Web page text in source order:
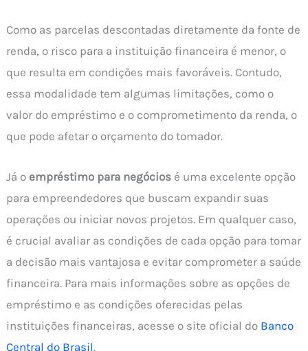
Como as parcelas descontadas diretamente da fonte de
renda, o risco para a instituição financeira é menor, o
que resulta em condições mais favoráveis. Contudo,
essa modalidade tem algumas limitações, como o
valor do empréstimo e o comprometimento da renda, o
que pode afetar o orçamento do tomador.
Já o empréstimo para negócios é uma excelente opção
para empreendedores que buscam expandir suas
operações ou iniciar novos projetos. Em qualquer caso,
é crucial avaliar as condições de cada opção para tomar
a decisão mais vantajosa e evitar comprometer a saúde
financeira. Para mais informações sobre as opções de
empréstimo e as condições oferecidas pelas
instituições financeiras, acesse o site oficial do Banco
Central do Brasil.